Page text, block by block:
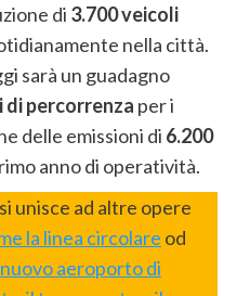
di 3.700 veicoli
nella città.
sarà un guadagno
di percorrenza per i
delle emissioni di 6.200
anno di operatività.
unisce ad altre opere
la linea circolare od
aeroporto di